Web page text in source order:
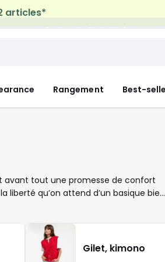
vos achats Mode & Maison
Rangement Best-
avant tout une promesse de confort
liberté qu’on attend d’un basique bien
que chacune puisse se sentir
une valeur sûre pour s’associer
oversize qui modernise
un pantalon ajusté en
Gilet, kimono